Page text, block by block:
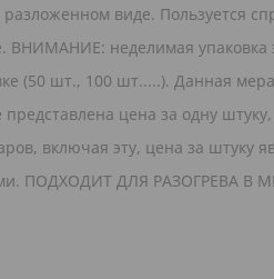
виде. Пользуется
неделимая упаковка
(50 шт., 100 шт.....). Данная
цена за одну
включая эту, цена за штуку
ПОДХОДИТ ДЛЯ РАЗОГРЕВА